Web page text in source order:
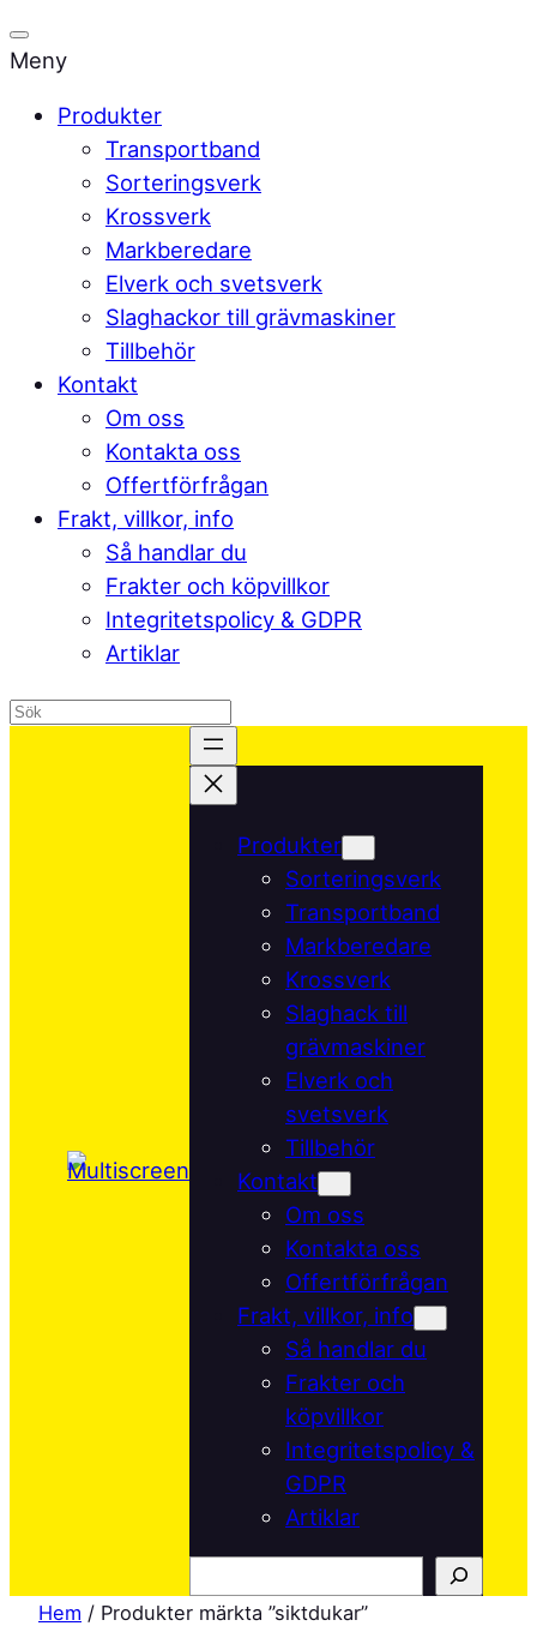
Meny
Produkter
Transportband
Sorteringsverk
Krossverk
Markberedare
Elverk och svetsverk
Slaghackor till grävmaskiner
Tillbehör
Kontakt
Om oss
Kontakta oss
Offertförfrågan
Frakt, villkor, info
Så handlar du
Frakter och köpvillkor
Integritetspolicy & GDPR
Artiklar
Produkter
Sorteringsverk
Transportband
Markberedare
Krossverk
Slaghack till
grävmaskiner
Elverk och
svetsverk
Tillbehör
Kontakt
Om oss
Kontakta oss
Offertförfrågan
Frakt, villkor, info
Så handlar du
Frakter och
köpvillkor
Integritetspolicy &
GDPR
Artiklar
Hem / Produkter märkta ”siktdukar”